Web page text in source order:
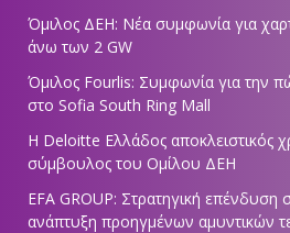
Όμιλος ΔΕΗ: Νέα συμφωνία για
άνω των 2 GW
Όμιλος Fourlis: Συμφωνία για την
στο Sofia South Ring Mall
Η Deloitte Ελλάδος αποκλειστικός
σύμβουλος του Ομίλου ΔΕΗ
EFA GROUP: Στρατηγική επένδυση
ανάπτυξη προηγμένων αμυντικών